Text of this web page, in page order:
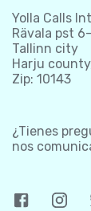
Yolla Calls
Rävala pst
Tallinn city
Harju
Zip: 10143
¿Tienes
nos